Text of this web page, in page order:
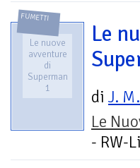
FUMETTI
Le nuove
avventure
di
Superman
1
Le
di J.
Le
- RW-